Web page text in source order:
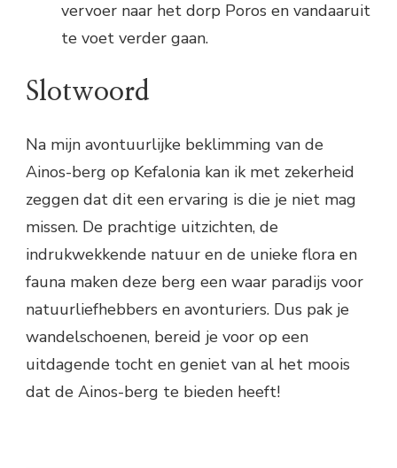
vervoer naar het dorp Poros en vandaaruit
te voet verder gaan.
Slotwoord
Na mijn avontuurlijke beklimming van de
Ainos-berg op Kefalonia kan ik met zekerheid
zeggen dat dit een ervaring is die je niet mag
missen. De prachtige uitzichten, de
indrukwekkende natuur en de unieke flora en
fauna maken deze berg een waar paradijs voor
natuurliefhebbers en avonturiers. Dus pak je
wandelschoenen, bereid je voor op een
uitdagende tocht en geniet van al het moois
dat de Ainos-berg te bieden heeft!